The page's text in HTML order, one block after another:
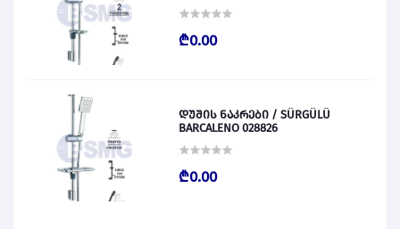
₾0.00
დუშის ნაკრები / SÜRGÜLÜ
BARCALENO 028826
₾0.00